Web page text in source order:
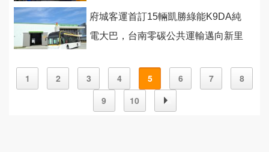
府城客運首訂15輛凱勝綠能K9DA純
電大巴，台南零碳公共運輸邁向新里
1 2 3 4 5 6 7
8
9
10